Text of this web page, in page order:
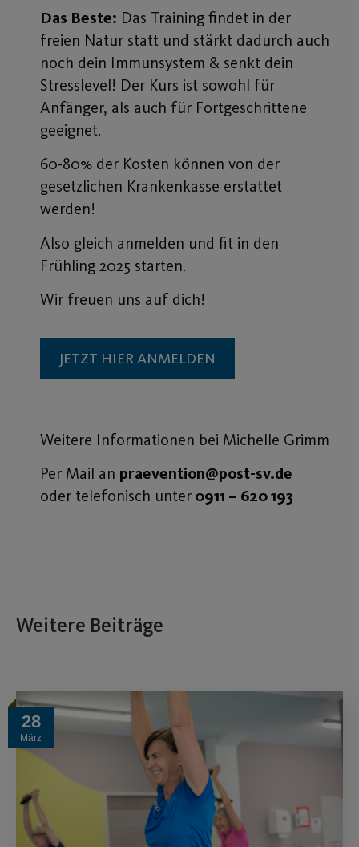
Das Beste: Das Training findet in der
freien Natur statt und stärkt dadurch auch
noch dein Immunsystem & senkt dein
Stresslevel! Der Kurs ist sowohl für
Anfänger, als auch für Fortgeschrittene
geeignet.
60-80% der Kosten können von der
gesetzlichen Krankenkasse erstattet
werden!
Also gleich anmelden und fit in den
Frühling 2025 starten.
Wir freuen uns auf dich!
JETZT HIER ANMELDEN
Weitere Informationen bei Michelle Grimm
Per Mail an praevention@post-sv.de
oder telefonisch unter 0911 – 620 193
Weitere Beiträge
28
März